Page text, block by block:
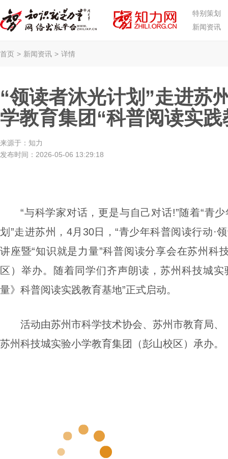
特别策划
新闻资讯
首页 > 新闻资讯 > 详情
“领读者沐光计划”走进苏
学教育集团“科普阅读实
来源于： 知力
发布时间： 2026-05-06 13:29:18
“与科学家对话，更是与自己对话!”随着“青
划”走进苏州，4月30日，“青少年科普阅读行动·
讲座暨“知识就是力量”科普阅读分享会在苏州科
区）举办。随着同学们齐声朗读，苏州科技城
量》科普阅读实践教育基地”正式启动。
活动由苏州市科学技术协会、苏州市教育局
苏州科技城实验小学教育集团（彭山校区）承办。